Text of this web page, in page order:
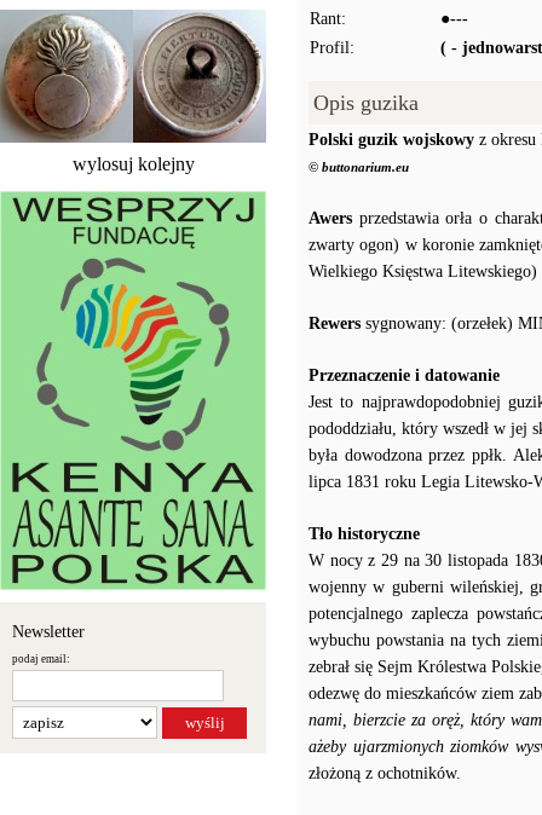
wylosuj kolejny
Newsletter
podaj email:
Rant:
●---
Profil:
( -
Opis guzika
Polski guzik wojskowy z okresu
© buttonarium.eu
Awers przedstawia orła o
zwarty ogon) w koronie
Wielkiego Księstwa Litewskiego)
Rewers sygnowany: (orzełek)
Przeznaczenie i datowanie
Jest to najprawdopodobniej
pododdziału, który wszedł w jej
była dowodzona przez ppłk.
lipca 1831 roku Legia Litewsko-
Tło historyczne
W nocy z 29 na 30 listopada
wojenny w guberni wileńskiej,
potencjalnego zaplecza
wybuchu powstania na tych
zebrał się Sejm Królestwa
odezwę do mieszkańców ziem
nami, bierzcie za oręż, który
ażeby ujarzmionych ziomków
złożoną z ochotników.